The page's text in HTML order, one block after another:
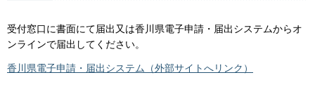
受付窓口に書面にて届出又は香川県電子申請・届出システムからオ
ンラインで届出してください。
香川県電子申請・届出システム（外部サイトへリンク）